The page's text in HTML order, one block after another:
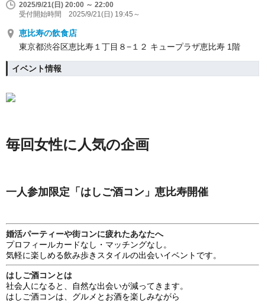
2025/9/21(日) 20:00 ～ 22:00
受付開始時間 2025/9/21(日) 19:45～
恵比寿の飲食店
東京都渋谷区恵比寿１丁目８−１２ キュープラザ恵比寿 1階
イベント情報
毎回女性に人気の企画
一人参加限定「はしご酒コン」恵比寿開催
婚活パーティーや街コンに疲れたあなたへ
プロフィールカードなし・マッチングなし。
気軽に楽しめる飲み歩きスタイルの出会いイベントです。
はしご酒コンとは
社会人になると、自然な出会いが減ってきます。
はしご酒コンは、グルメとお酒を楽しみながら